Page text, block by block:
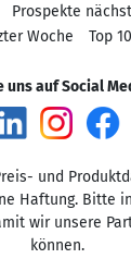
Prospekte
Woche
Top
uns auf Social
und
Haftung. Bitte
wir unsere
können.